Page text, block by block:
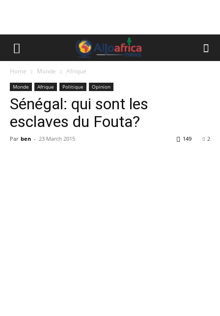
Home Monde Afrique
Monde Afrique Politique Opinion
Sénégal: qui sont les
esclaves du Fouta?
Par ben - 23 March 2015 2
149